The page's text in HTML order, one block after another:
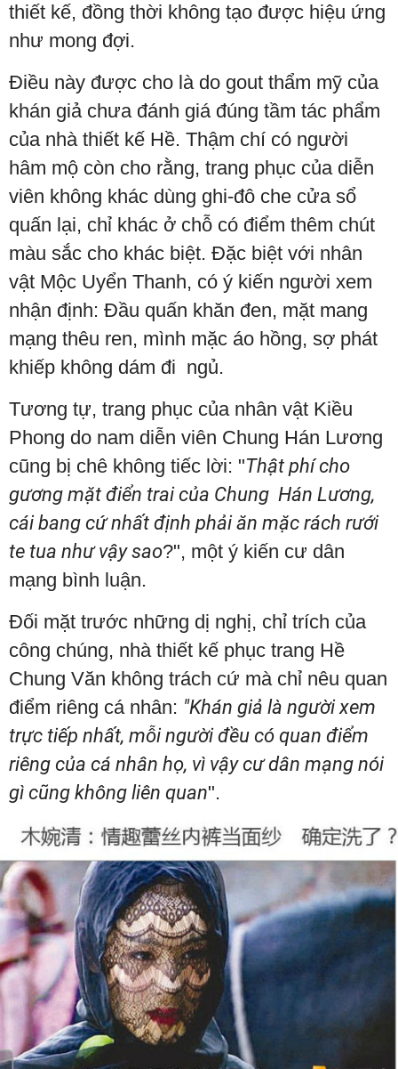
thiết kế, đồng thời không tạo được hiệu ứng
như mong đợi.
Điều này được cho là do gout thẩm mỹ của
khán giả chưa đánh giá đúng tầm tác phẩm
của nhà thiết kế Hề. Thậm chí có người
hâm mộ còn cho rằng, trang phục của diễn
viên không khác dùng ghi-đô che cửa sổ
quấn lại, chỉ khác ở chỗ có điểm thêm chút
màu sắc cho khác biệt. Đặc biệt với nhân
vật Mộc Uyển Thanh, có ý kiến người xem
nhận định: Đầu quấn khăn đen, mặt mang
mạng thêu ren, mình mặc áo hồng, sợ phát
khiếp không dám đi ngủ.
Tương tự, trang phục của nhân vật Kiều
Phong do nam diễn viên Chung Hán Lương
cũng bị chê không tiếc lời: "Thật phí cho
gương mặt điển trai của Chung Hán Lương,
cái bang cứ nhất định phải ăn mặc rách rưới
te tua như vậy sao?", một ý kiến cư dân
mạng bình luận.
Đối mặt trước những dị nghị, chỉ trích của
công chúng, nhà thiết kế phục trang Hề
Chung Văn không trách cứ mà chỉ nêu quan
điểm riêng cá nhân: "Khán giả là người xem
trực tiếp nhất, mỗi người đều có quan điểm
riêng của cá nhân họ, vì vậy cư dân mạng nói
gì cũng không liên quan".